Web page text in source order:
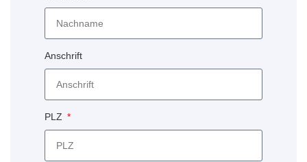
Anschrift
PLZ